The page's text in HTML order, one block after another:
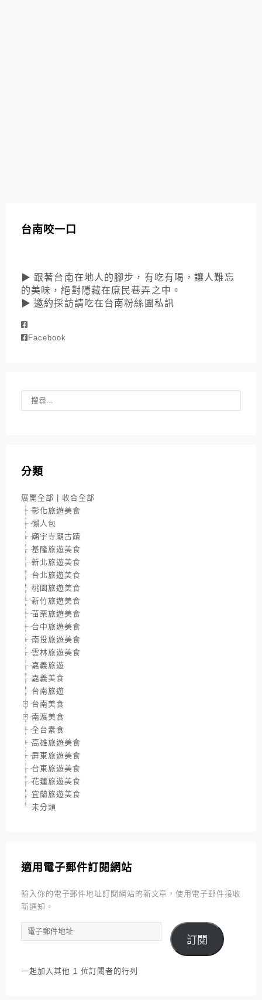
台南咬一口
▶ 跟著台南在地人的腳步，有吃有喝，讓人難忘
的美味，絕對隱藏在庶民巷弄之中。
▶ 邀約採訪請吃在台南粉絲團私訊
Facebook
分類
展開全部 | 收合全部
彰化旅遊美食
懶人包
廟宇寺廟古蹟
基隆旅遊美食
新北旅遊美食
台北旅遊美食
桃園旅遊美食
新竹旅遊美食
苗栗旅遊美食
台中旅遊美食
南投旅遊美食
雲林旅遊美食
嘉義旅遊
嘉義美食
台南旅遊
台南美食
南瀛美食
全台素食
高雄旅遊美食
屏東旅遊美食
台東旅遊美食
花蓮旅遊美食
宜蘭旅遊美食
未分類
適用電子郵件訂閱網站
輸入你的電子郵件地址訂閱網站的新文章，使用電子郵件接收
新通知。
電
子
件
訂閱
一起加入其他 1 位訂閱者的行列